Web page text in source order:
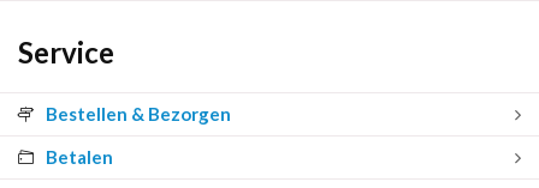
Service
Bestellen & Bezorgen
Betalen